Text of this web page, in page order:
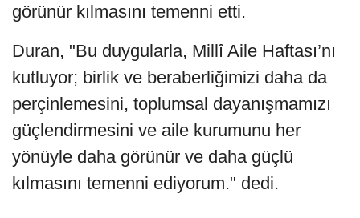
görünür kılmasını temenni etti.
Duran, "Bu duygularla, Millî Aile Haftası’nı
kutluyor; birlik ve beraberliğimizi daha da
perçinlemesini, toplumsal dayanışmamızı
güçlendirmesini ve aile kurumunu her
yönüyle daha görünür ve daha güçlü
kılmasını temenni ediyorum." dedi.